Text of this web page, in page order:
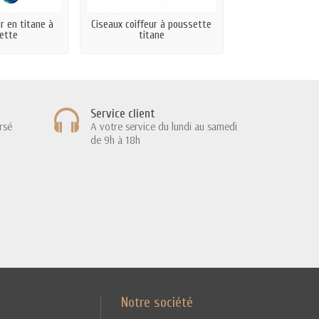
en titane à
Ciseaux coiffeur à poussette
titane
Service client
A votre service du lundi au samedi
de 9h à 18h
Notre société